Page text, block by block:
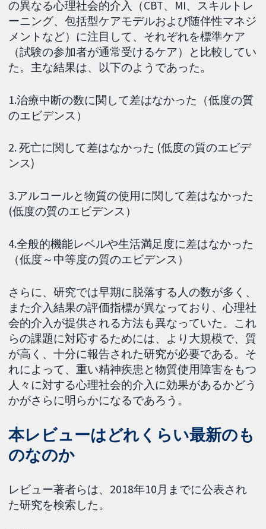
の異なる心理社会的介入（CBT、MI、スキルトレ
ーニング、包括型ケアモデルおよび随伴性マネジ
メントなど）に注目して、それぞれを標準ケア
（試験の参加者が通常受けるケア）と比較してい
た。主な結果は、以下のようであった。
1.治療中断の数に関して差はなかった（低度の質
のエビデンス）
2. 死亡に関して差はなかった (低度の質のエビデ
ンス)
3.アルコールと物質の使用に関して差はなかった
(低度の質のエビデンス）
4.全般的機能レベルや生活満足度に差はなかった
（低度～中等度の質のエビデンス）
さらに、研究では早期に脱落する人の数が多く、
また介入結果の評価指標が異なっており、心理社
会的介入が提供される方法も異なっていた。これ
らの課題に対応するためには、より大規模で、質
が高く、十分に報告された研究が必要である。そ
れによって、重い精神疾患と物質使用障害をもつ
人々に対する心理社会的介入に効果があるかどう
かがさらに明らかになるであろう。
本レビューはどれくらい最新のも
のなのか
レビュー著者らは、2018年10月までに公表され
た研究を検索した。